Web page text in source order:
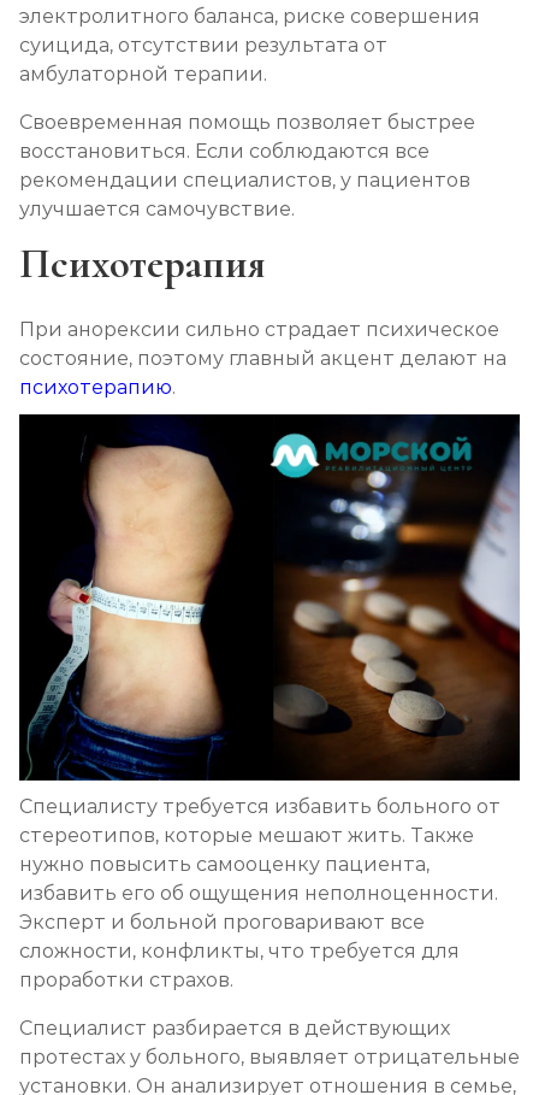
электролитного баланса, риске совершения
суицида, отсутствии результата от
амбулаторной терапии.
Своевременная помощь позволяет быстрее
восстановиться. Если соблюдаются все
рекомендации специалистов, у пациентов
улучшается самочувствие.
Психотерапия
При анорексии сильно страдает психическое
состояние, поэтому главный акцент делают на
психотерапию.
Специалисту требуется избавить больного от
стереотипов, которые мешают жить. Также
нужно повысить самооценку пациента,
избавить его об ощущения неполноценности.
Эксперт и больной проговаривают все
сложности, конфликты, что требуется для
проработки страхов.
Специалист разбирается в действующих
протестах у больного, выявляет отрицательные
установки. Он анализирует отношения в семье,